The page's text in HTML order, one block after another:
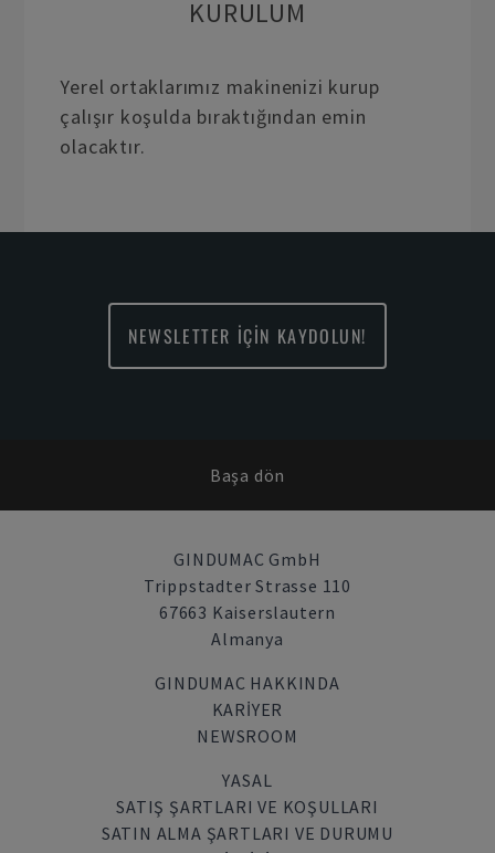
KURULUM
Yerel ortaklarımız makinenizi kurup
çalışır koşulda bıraktığından emin
olacaktır.
NEWSLETTER İÇİN KAYDOLUN!
Başa dön
GINDUMAC GmbH
Trippstadter Strasse 110
67663 Kaiserslautern
Almanya
GINDUMAC HAKKINDA
KARIYER
NEWSROOM
YASAL
SATIŞ ŞARTLARI VE KOŞULLARI
SATIN ALMA ŞARTLARI VE DURUMU